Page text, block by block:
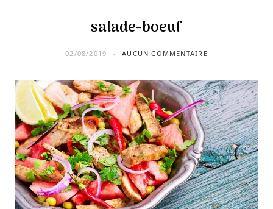
salade-boeuf
02/08/2019 AUCUN COMMENTAIRE